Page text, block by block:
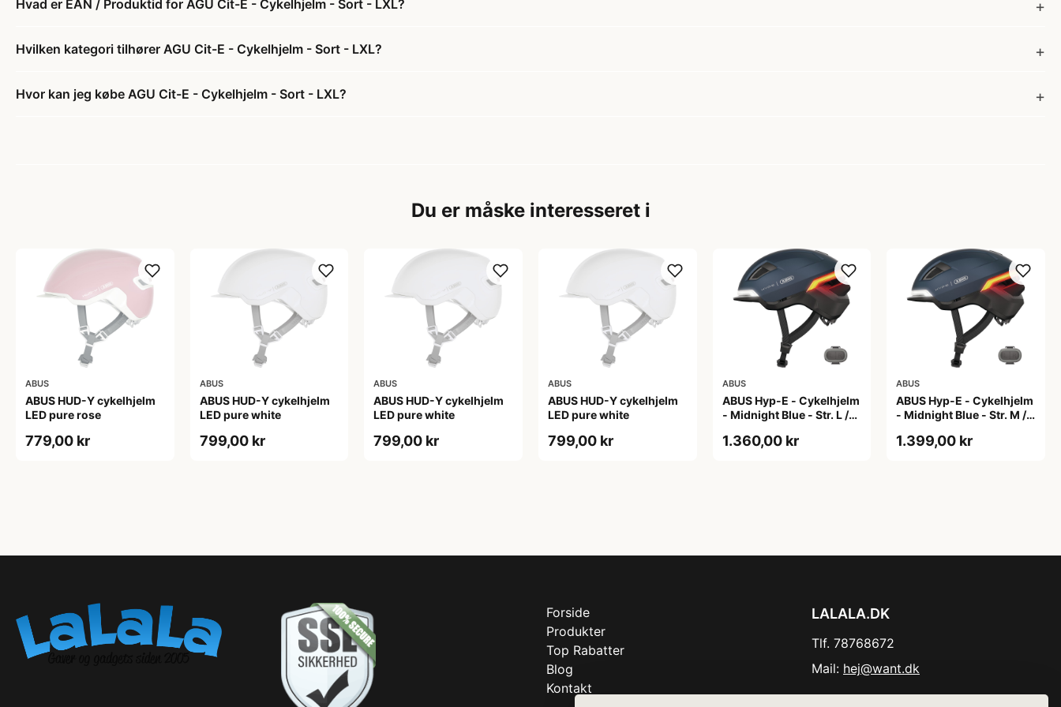
Hvad er EAN / Produktid for AGU Cit-E - Cykelhjelm - Sort - LXL?
Hvilken kategori tilhører AGU Cit-E - Cykelhjelm - Sort - LXL?
Hvor kan jeg købe AGU Cit-E - Cykelhjelm - Sort - LXL?
Du er måske interesseret i
ABUS
ABUS HUD-Y cykelhjelm
LED pure rose
779,00 kr
ABUS
ABUS HUD-Y cykelhjelm
LED pure white
799,00 kr
ABUS
ABUS HUD-Y cykelhjelm
LED pure white
799,00 kr
ABUS
ABUS HUD-Y cykelhjelm
LED pure white
799,00 kr
ABUS
ABUS Hyp-E - Cykelhjelm
- Midnight Blue - Str. L /
1.360,00 kr
ABUS
ABUS Hyp-E - Cykelhjelm
- Midnight Blue - Str. M /
1.399,00 kr
Forside
Produkter
Top Rabatter
Blog
Kontakt
LALALA.DK
Tlf. 78768672
Mail: hej@want.dk